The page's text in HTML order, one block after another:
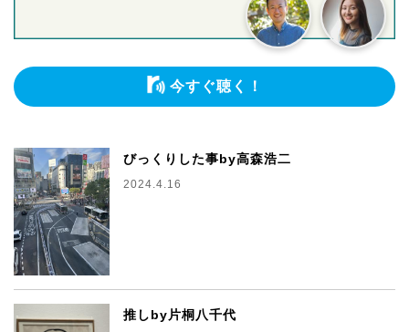
今すぐ聴く！
びっくりした事by高森浩二
2024.4.16
推しby片桐八千代